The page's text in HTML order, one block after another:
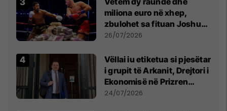
miliona euro në xhep,
zbulohet sa fituan Joshua
e Prenga
26/07/2026
Vëllai iu etiketua si pjesëtar
i grupit të Arkanit, Drejtori i
Ekonomisë në Prizren
mohon pretendimet
24/07/2026